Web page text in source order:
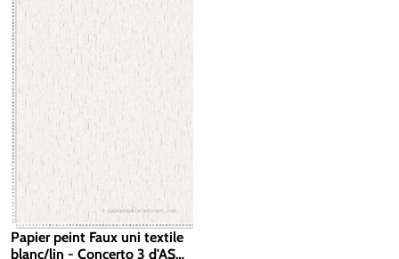
Papier peint Faux uni textile
blanc/lin - Concerto 3 d'AS